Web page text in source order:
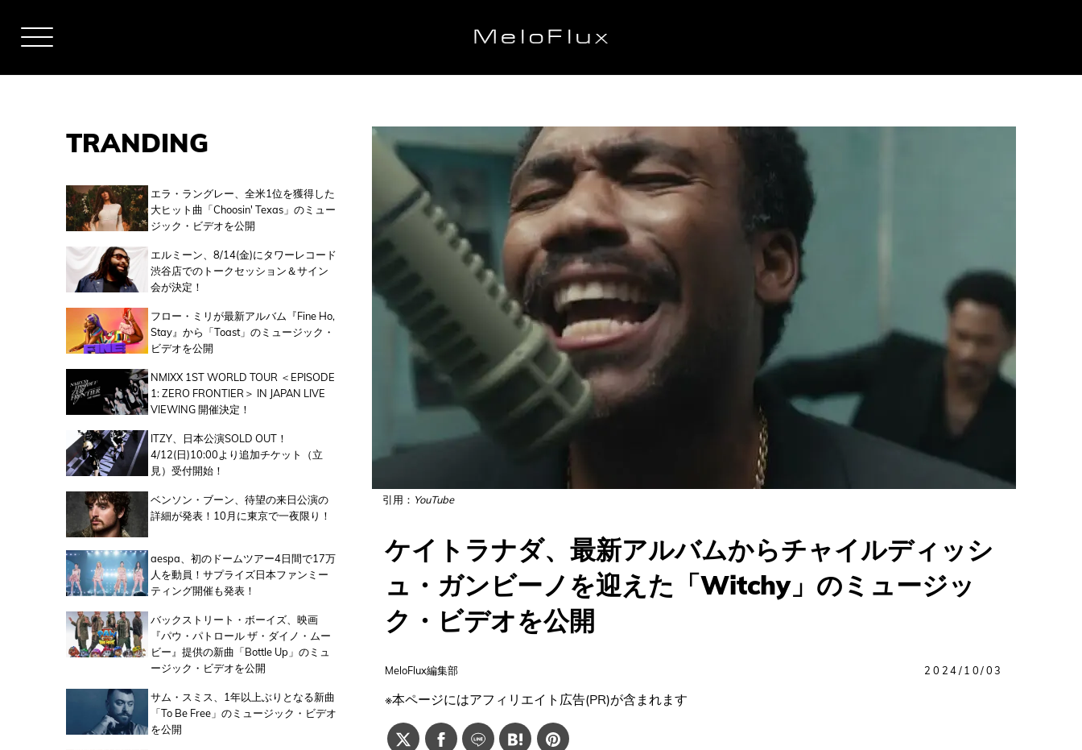
引用： YouTube
ケイトラナダ、最新アルバムからチャイルディッシ
ュ・ガンビーノを迎えた「Witchy」のミュージッ
ク・ビデオを公開
MeloFlux編集部 2024/10/03
※本ページにはアフィリエイト広告(PR)が含まれます
TRANDING
エラ・ラングレー、全米1位を獲得した
大ヒット曲「Choosin' Texas」のミュー
ジック・ビデオを公開
エルミーン、8/14(金)にタワーレコード
渋谷店でのトークセッション＆サイン
会が決定！
フロー・ミリが最新アルバム『Fine Ho,
Stay』から「Toast」のミュージック・
ビデオを公開
NMIXX 1ST WORLD TOUR ＜EPISODE
1: ZERO FRONTIER＞ IN JAPAN LIVE
VIEWING 開催決定！
ITZY、日本公演SOLD OUT！
4/12(日)10:00より追加チケット（立
見）受付開始！
ベンソン・ブーン、待望の来日公演の
詳細が発表！10月に東京で一夜限り！
aespa、初のドームツアー4日間で17万
人を動員！サプライズ日本ファンミー
ティング開催も発表！
バックストリート・ボーイズ、映画
『パウ・パトロール ザ・ダイノ・ムー
ビー』提供の新曲「Bottle Up」のミュ
ージック・ビデオを公開
サム・スミス、1年以上ぶりとなる新曲
「To Be Free」のミュージック・ビデオ
を公開